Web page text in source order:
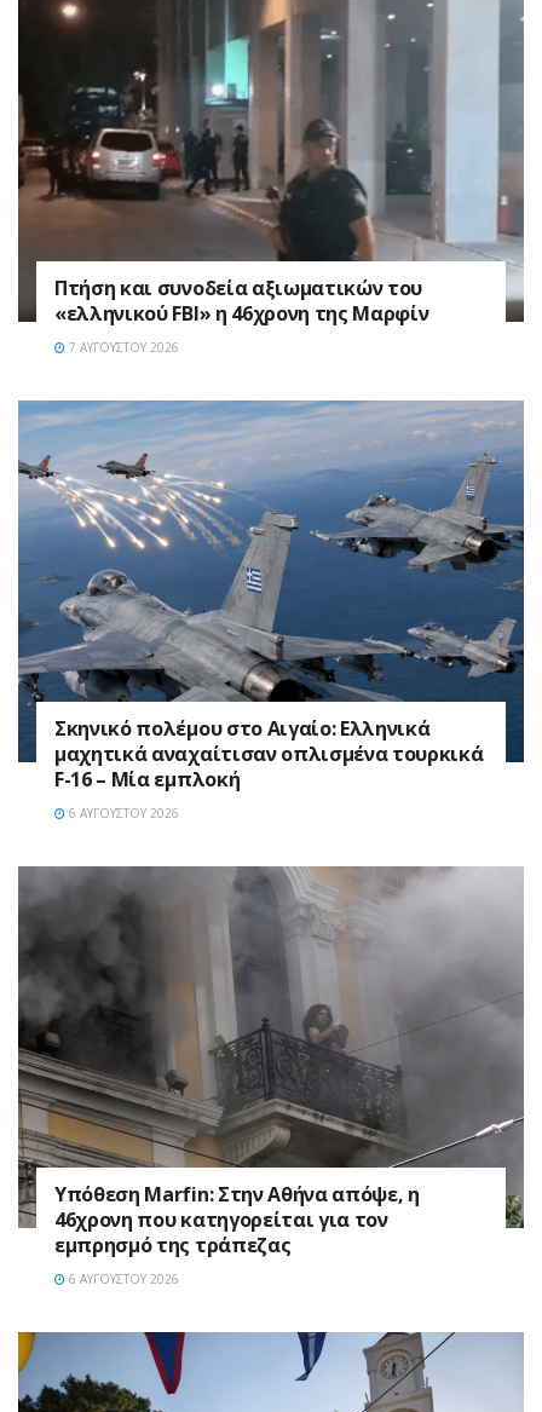
Πτήση και συνοδεία αξιωματικών του
«ελληνικού FBI» η 46χρονη της Μαρφίν
7 ΑΥΓΟΎΣΤΟΥ 2026
Σκηνικό πολέμου στο Αιγαίο: Ελληνικά
μαχητικά αναχαίτισαν οπλισμένα τουρκικά
F-16 – Μία εμπλοκή
6 ΑΥΓΟΎΣΤΟΥ 2026
Υπόθεση Marfin: Στην Αθήνα απόψε, η
46χρονη που κατηγορείται για τον
εμπρησμό της τράπεζας
6 ΑΥΓΟΎΣΤΟΥ 2026